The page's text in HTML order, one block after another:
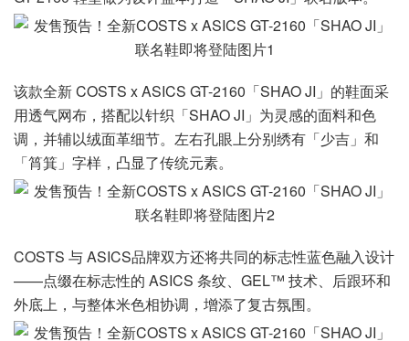
该款全新 COSTS x ASICS GT-2160「SHAO JI」的鞋面采
用透气网布，搭配以针织「SHAO JI」为灵感的面料和色
调，并辅以绒面革细节。左右孔眼上分别绣有「少吉」和
「筲箕」字样，凸显了传统元素。
COSTS 与 ASICS品牌双方还将共同的标志性蓝色融入设计
——点缀在标志性的 ASICS 条纹、GEL™ 技术、后跟环和
外底上，与整体米色相协调，增添了复古氛围。